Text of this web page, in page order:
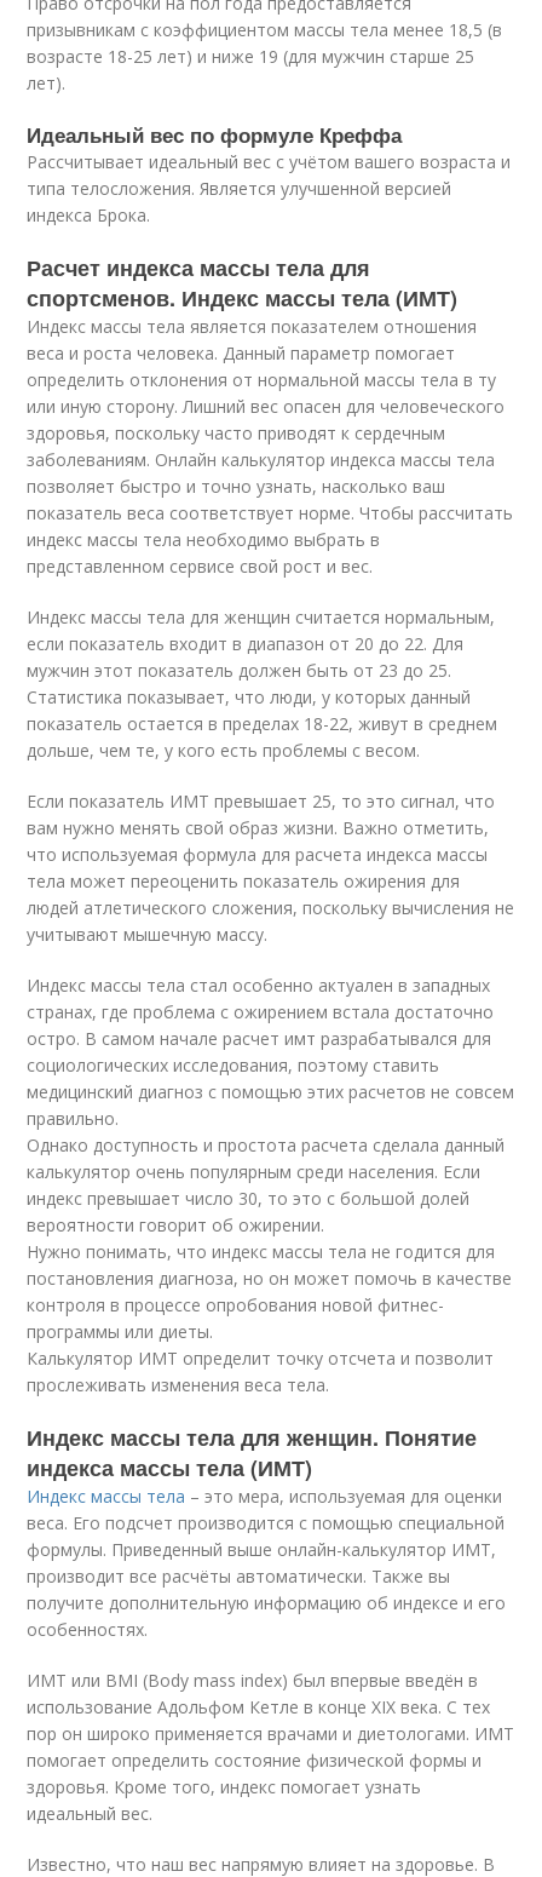
призывникам с коэффициентом массы тела менее 18,5 (в
возрасте 18-25 лет) и ниже 19 (для мужчин старше 25
лет).
Идеальный вес по формуле Креффа
Рассчитывает идеальный вес с учётом вашего возраста и
типа телосложения. Является улучшенной версией
индекса Брока.
Расчет индекса массы тела для
спортсменов. Индекс массы тела (ИМТ)
Индекс массы тела является показателем отношения
веса и роста человека. Данный параметр помогает
определить отклонения от нормальной массы тела в ту
или иную сторону. Лишний вес опасен для человеческого
здоровья, поскольку часто приводят к сердечным
заболеваниям. Онлайн калькулятор индекса массы тела
позволяет быстро и точно узнать, насколько ваш
показатель веса соответствует норме. Чтобы рассчитать
индекс массы тела необходимо выбрать в
представленном сервисе свой рост и вес.
Индекс массы тела для женщин считается нормальным,
если показатель входит в диапазон от 20 до 22. Для
мужчин этот показатель должен быть от 23 до 25.
Статистика показывает, что люди, у которых данный
показатель остается в пределах 18-22, живут в среднем
дольше, чем те, у кого есть проблемы с весом.
Если показатель ИМТ превышает 25, то это сигнал, что
вам нужно менять свой образ жизни. Важно отметить,
что используемая формула для расчета индекса массы
тела может переоценить показатель ожирения для
людей атлетического сложения, поскольку вычисления не
учитывают мышечную массу.
Индекс массы тела стал особенно актуален в западных
странах, где проблема с ожирением встала достаточно
остро. В самом начале расчет имт разрабатывался для
социологических исследования, поэтому ставить
медицинский диагноз с помощью этих расчетов не совсем
правильно.
Однако доступность и простота расчета сделала данный
калькулятор очень популярным среди населения. Если
индекс превышает число 30, то это с большой долей
вероятности говорит об ожирении.
Нужно понимать, что индекс массы тела не годится для
постановления диагноза, но он может помочь в качестве
контроля в процессе опробования новой фитнес-
программы или диеты.
Калькулятор ИМТ определит точку отсчета и позволит
прослеживать изменения веса тела.
Индекс массы тела для женщин. Понятие
индекса массы тела (ИМТ)
Индекс массы тела – это мера, используемая для оценки
веса. Его подсчет производится с помощью специальной
формулы. Приведенный выше онлайн-калькулятор ИМТ,
производит все расчёты автоматически. Также вы
получите дополнительную информацию об индексе и его
особенностях.
ИМТ или BMI (Body mass index) был впервые введён в
использование Адольфом Кетле в конце XIX века. С тех
пор он широко применяется врачами и диетологами. ИМТ
помогает определить состояние физической формы и
здоровья. Кроме того, индекс помогает узнать
идеальный вес.
Известно, что наш вес напрямую влияет на здоровье. В